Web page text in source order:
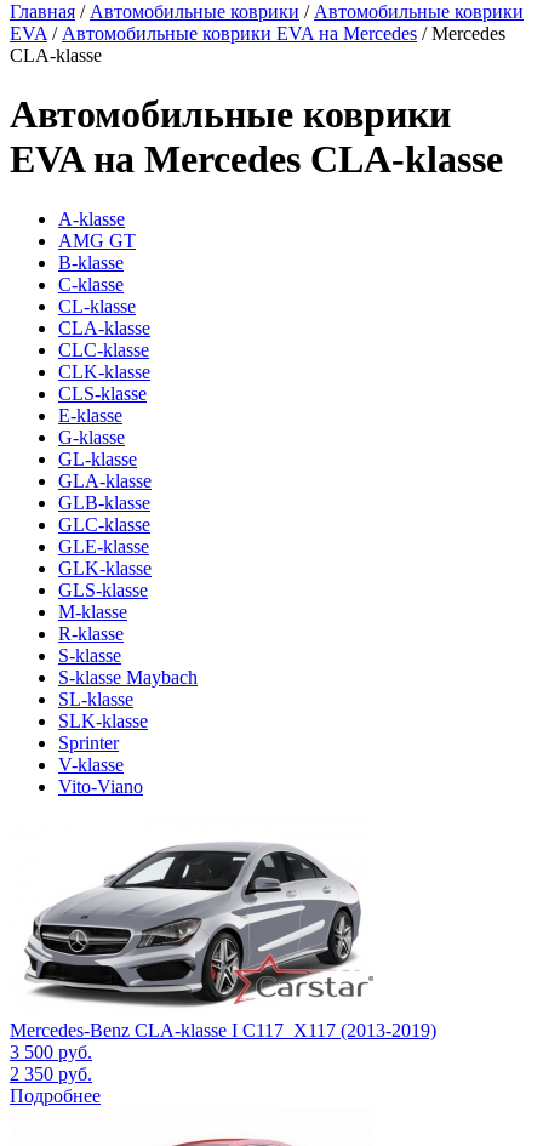
Главная / Автомобильные коврики / Автомобильные коврики
EVA / Автомобильные коврики EVA на Mercedes / Mercedes
CLA-klasse
Автомобильные коврики
EVA на Mercedes CLA-klasse
A-klasse
AMG GT
B-klasse
C-klasse
CL-klasse
CLA-klasse
CLC-klasse
CLK-klasse
CLS-klasse
E-klasse
G-klasse
GL-klasse
GLA-klasse
GLB-klasse
GLC-klasse
GLE-klasse
GLK-klasse
GLS-klasse
M-klasse
R-klasse
S-klasse
S-klasse Maybach
SL-klasse
SLK-klasse
Sprinter
V-klasse
Vito-Viano
Mercedes-Benz CLA-klasse I С117_X117 (2013-2019)
3 500 руб.
2 350 руб.
Подробнее